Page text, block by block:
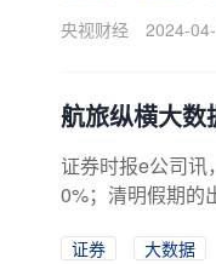
央视财经
2024-
航旅纵横大数
证券时报e公司讯
0%；清明假期的
证券 大数据